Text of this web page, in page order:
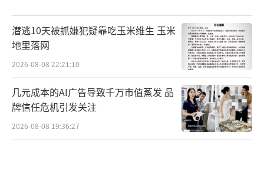
潜逃10天被抓嫌犯疑靠吃玉米维生 玉米
地里落网
2026-08-08 22:21:10
几元成本的AI广告导致千万市值蒸发 品
牌信任危机引发关注
2026-08-08 19:36:27